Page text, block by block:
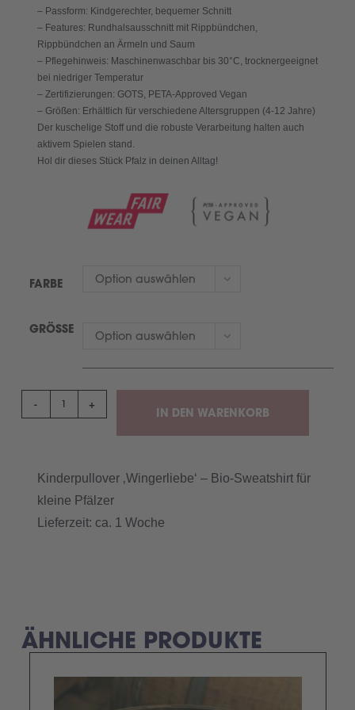
– Passform: Kindgerechter, bequemer Schnitt
– Features: Rundhalsausschnitt mit Rippbündchen,
Rippbündchen an Ärmeln und Saum
– Pflegehinweis: Maschinenwaschbar bis 30°C, trocknergeeignet
bei niedriger Temperatur
– Zertifizierungen: GOTS, PETA-Approved Vegan
– Größen: Erhältlich für verschiedene Altersgruppen (4-12 Jahre)
Der kuschelige Stoff und die robuste Verarbeitung halten auch
aktivem Spielen stand.
Hol dir dieses Stück Pfalz in deinen Alltag!
FARBE Option auswählen
GRÖSSE Option auswählen
- +
IN DEN WARENKORB
Kinderpullover ‚Wingerliebe‘ – Bio-Sweatshirt für
kleine Pfälzer
Lieferzeit: ca. 1 Woche
ÄHNLICHE PRODUKTE